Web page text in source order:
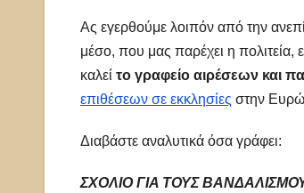
Ας εγερθούμε λοιπόν από την
μέσο, που μας παρέχει η πολιτεία,
καλεί το γραφείο αιρέσεων και
επιθέσεων σε εκκλησίες στην
Διαβάστε αναλυτικά όσα γράφει:
ΣΧΟΛΙΟ ΓΙΑ ΤΟΥΣ